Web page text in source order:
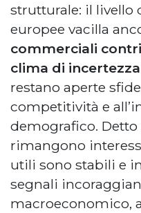
strutturale: il livello
europee vacilla
commerciali
clima di incertezza
restano aperte
competitività e
demografico. Detto
rimangono
utili sono stabili e
segnali
macroeconomico,